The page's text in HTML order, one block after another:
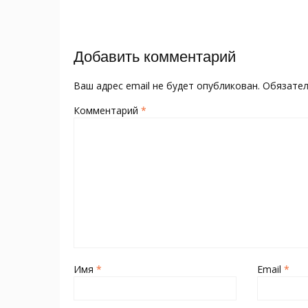
k s
ni
ki ь
Добавить комментарий
Ваш адрес email не будет опубликован.
Комментарий *
Имя * Email *